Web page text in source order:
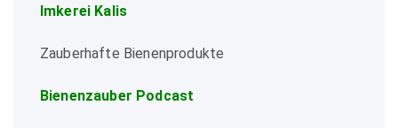
Imkerei Kalis
Zauberhafte Bienenprodukte
Bienenzauber Podcast